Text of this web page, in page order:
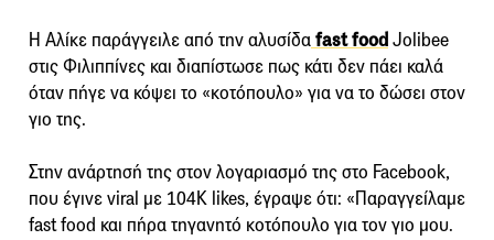
Η Αλίκε παράγγειλε από την αλυσίδαfast foodJolibee
στις Φιλιππίνες και διαπίστωσε πως κάτι δεν πάει καλά
όταν πήγε να κόψει το «κοτόπουλο» για να το δώσει στον
γιο της.
Στην ανάρτησή της στον λογαριασμό της στο Facebook,
που έγινε viral με 104K likes, έγραψε ότι: «Παραγγείλαμε
fast food και πήρα τηγανητό κοτόπουλο για τον γιο μου.